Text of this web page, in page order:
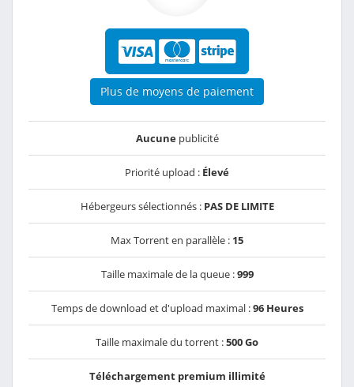
Plus de moyens de paiement
Aucunepublicité
Priorité upload : Élevé
Hébergeurs sélectionnés : PAS DE LIMITE
Max Torrent en parallèle : 15
Taille maximale de la queue :999
Temps de download et d'upload maximal :96 Heures
Taille maximale du torrent :500 Go
Téléchargement premium illimité